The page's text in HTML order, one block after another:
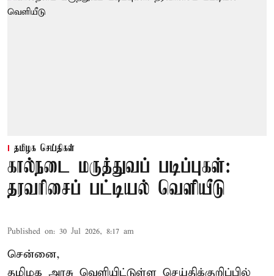
தமிழக செய்திகள்
கால்நடை மருத்துவப் படிப்புகள்:
தரவரிசைப் பட்டியல் வெளியீடு
Published on: 30 Jul 2026, 8:17 am
சென்னை,
தமிழக அரசு வெளியிட்டுள்ள செய்திக்குறிப்பில்